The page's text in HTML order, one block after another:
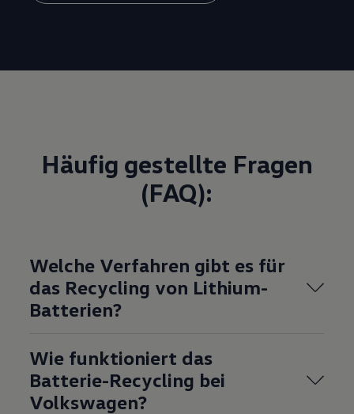
Häufig gestellte Fragen
(FAQ):
Welche Verfahren gibt es für
das Recycling von Lithium-
Batterien?
Wie funktioniert das
Batterie-Recycling bei
Volkswagen?